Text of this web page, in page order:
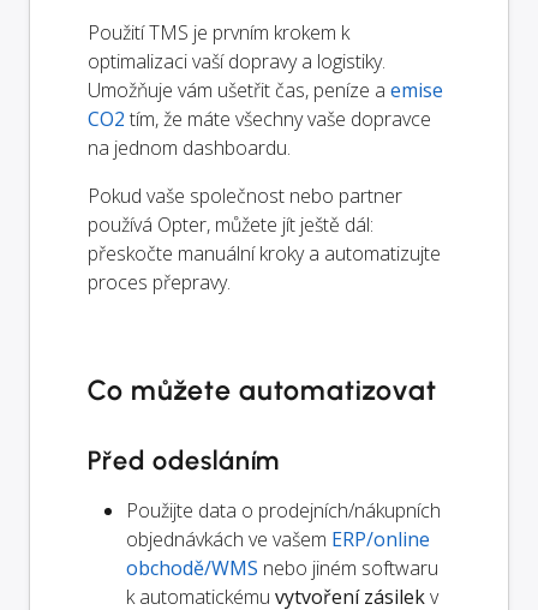
Použití TMS je prvním krokem k
optimalizaci vaší dopravy a logistiky.
Umožňuje vám ušetřit čas, peníze a emise
CO2 tím, že máte všechny vaše dopravce
na jednom dashboardu.
Pokud vaše společnost nebo partner
používá Opter, můžete jít ještě dál:
přeskočte manuální kroky a automatizujte
proces přepravy.
Co můžete automatizovat
Před odesláním
Použijte data o prodejních/nákupních
objednávkách ve vašem ERP/online
obchodě/WMS nebo jiném softwaru
k automatickému vytvoření zásilekv